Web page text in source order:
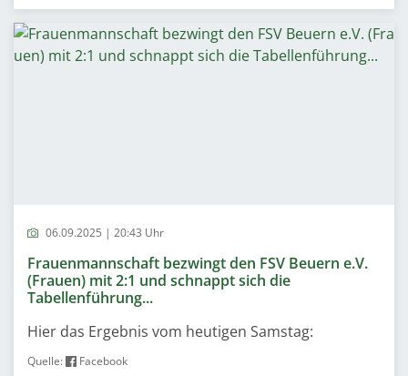
06.09.2025 | 20:43 Uhr
Frauenmannschaft bezwingt den FSV Beuern e.V.
(Frauen) mit 2:1 und schnappt sich die
Tabellenführung...
Hier das Ergebnis vom heutigen Samstag:
Quelle: Facebook